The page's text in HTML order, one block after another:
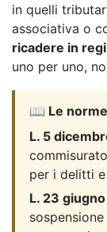
in quelli
associativa o
ricadere in
uno per uno,
📖 Le
L. 5
per i delitti
L. 23